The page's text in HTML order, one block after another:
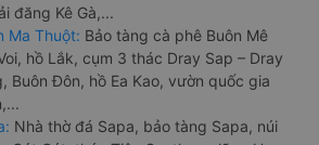
đăng Kê Gà,...
Ma Thuột: Bảo tàng cà phê Buôn Mê
hồ Lắk, cụm 3 thác Dray Sap – Dray
Buôn Đôn, hồ Ea Kao, vườn quốc gia
Nhà thờ đá Sapa, bảo tàng Sapa, núi